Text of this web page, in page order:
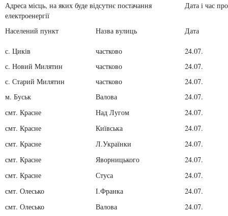
Адреса місць, на яких буде відсутнє постачання
електроенергії
Дата і час
Населений пункт Назва вулиць Дата
с. Циків частково
24.07.
с. Новий Милятин
частково
24.07.
с. Старий Милятин
частково
24.07.
м. Буськ
Валова
24.07.
смт. Красне
Над Лугом
24.07.
смт. Красне
Київська
24.07.
смт. Красне
Л.Українки
24.07.
смт. Красне
Яворницького
24.07.
смт. Красне
Стуса
24.07.
смт. Олесько
І.Франка
24.07.
смт. Олесько
Валова
24.07.